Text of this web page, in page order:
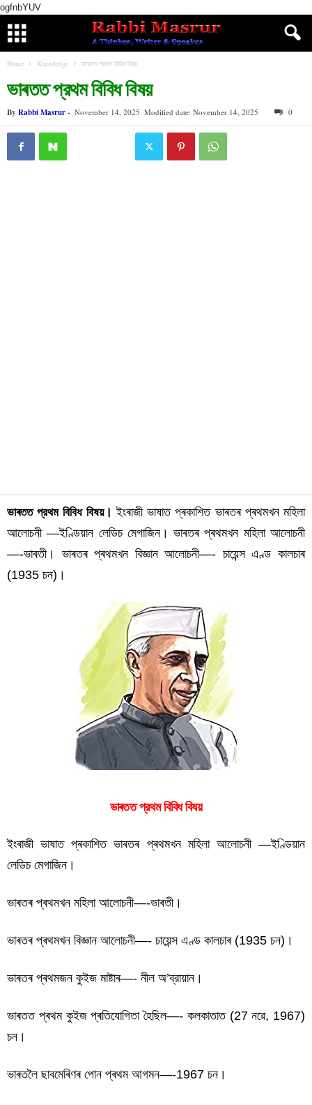
ogfnbYUV
Home Knowledge ভাৰতত প্রথম বিবিধ বিষয়
ভাৰতত প্রথম বিবিধ বিষয়
By Rabbi Masrur- November 14, 2025 Modified date: November 14, 2025 0
ভাৰতত প্রথম বিবিধ বিষয়। ইংৰাজী ভাষাত প্ৰকাশিত ভাৰতৰ প্ৰথমখন মহিলা
আলোচনী —ইণ্ডিয়ান লেডিচ মেগাজিন।ভাৰতৰ প্ৰথমখন মহিলা আলোচনী
—-ভাৰতী। ভাৰতৰ প্ৰথমখন বিজ্ঞান আলোচনী—- চায়েন্স এণ্ড কালচাৰ
(1935 চন)।
ভাৰতত প্রথম বিবিধ বিষয়
ইংৰাজী ভাষাত প্ৰকাশিত ভাৰতৰ প্ৰথমখন মহিলা আলোচনী —ইণ্ডিয়ান
লেডিচ মেগাজিন।
ভাৰতৰ প্ৰথমখন মহিলা আলোচনী—-ভাৰতী।
ভাৰতৰ প্ৰথমখন বিজ্ঞান আলোচনী—- চায়েন্স এণ্ড কালচাৰ (1935 চন)।
ভাৰতৰ প্ৰথমজন কুইজ মাষ্টাৰ—- নীল অ’ব্রায়ান।
ভাৰতত প্ৰথম কুইজ প্ৰতিযোগিতা হৈছিল—- কলকাতাত (27 নৱে, 1967)
চন।
ভাৰতলৈ ছাবমেৰিণৰ পোন প্ৰথম আগমন—-1967 চন।